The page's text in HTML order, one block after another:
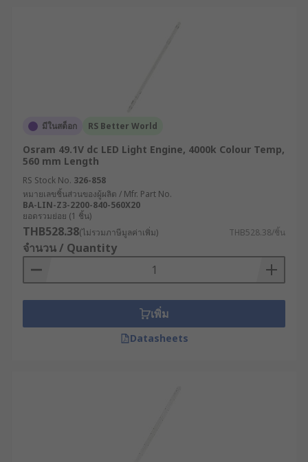
มีในสต็อก RS Better World
Osram 49.1V dc LED Light Engine, 4000k Colour Temp,
560 mm Length
RS Stock No. 326-858
หมายเลขชิ้นส่วนของผู้ผลิต / Mfr. Part No.
BA-LIN-Z3-2200-840-560X20
ยอดรวมย่อย (1 ชิ้น)
THB528.38(ไม่รวมภาษีมูลค่าเพิ่ม) THB528.38/ชิ้น
จำนวน / Quantity
เพิ่ม
Datasheets